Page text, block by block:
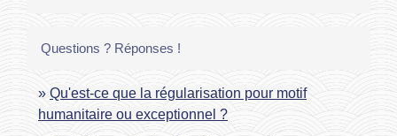
Questions ? Réponses !
Qu'est-ce que la régularisation pour motif
humanitaire ou exceptionnel ?